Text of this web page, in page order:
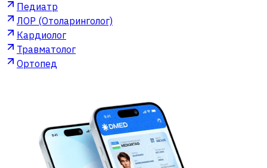
Педиатр
ЛОР (Отоларинголог)
Кардиолог
Травматолог
Ортопед